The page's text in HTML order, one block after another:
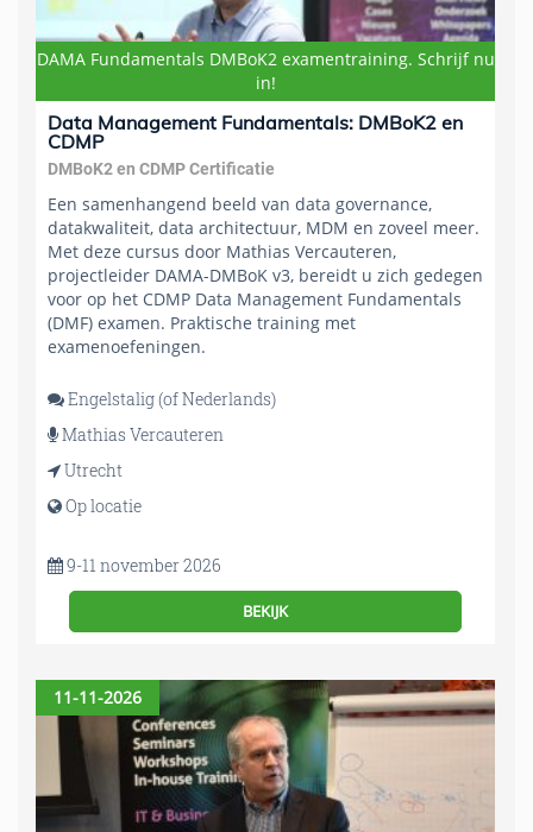
DAMA Fundamentals DMBoK2 examentraining. Schrijf nu
in!
Data Management Fundamentals: DMBoK2 en
CDMP
DMBoK2 en CDMP Certificatie
Een samenhangend beeld van data governance,
datakwaliteit, data architectuur, MDM en zoveel meer.
Met deze cursus door Mathias Vercauteren,
projectleider DAMA-DMBoK v3, bereidt u zich gedegen
voor op het CDMP Data Management Fundamentals
(DMF) examen. Praktische training met
examenoefeningen.
Engelstalig (of Nederlands)
Mathias Vercauteren
Utrecht
Op locatie
9-11 november 2026
BEKIJK
11-11-2026